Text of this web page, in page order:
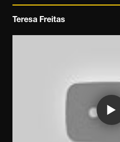
Teresa Freitas